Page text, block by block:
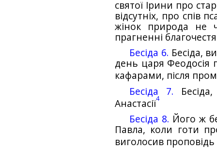
святої Ірини про
відсутніх, про спів
жінок природа не
прагненні благочестя
Бесіда 6. Бесіда,
день царя Феодосія
кафарами, після
Бесіда 7.
Анастасії4
Бесіда 8. Його ж
Павла, коли готи
виголосив